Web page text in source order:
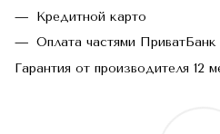
Кредитной карто
Оплата частями
Гарантия от производителя 12